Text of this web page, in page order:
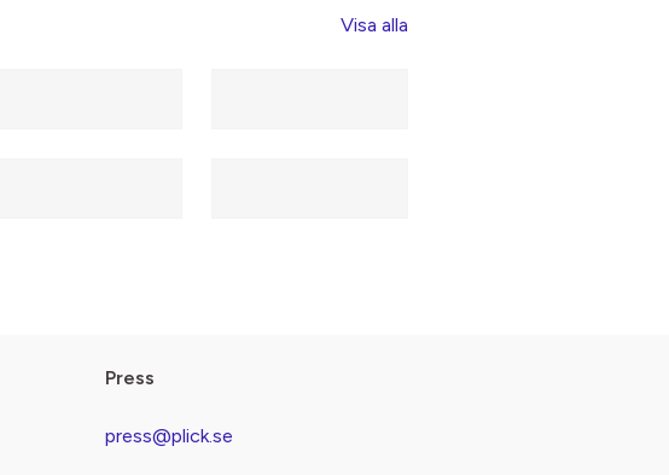
Visa alla
Press
press@plick.se